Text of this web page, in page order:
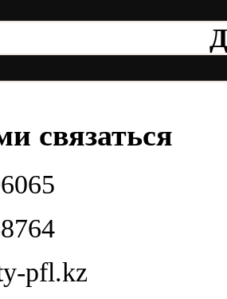
связаться
pfl.kz